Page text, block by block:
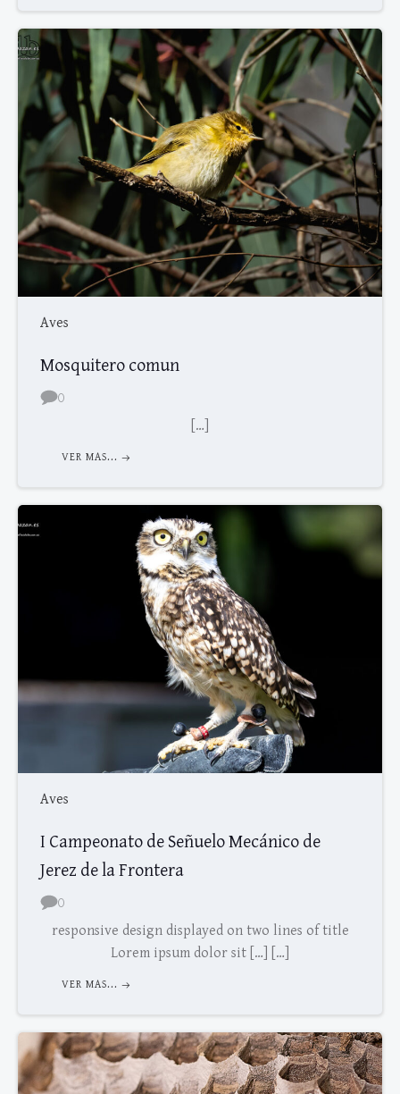
Aves
Mosquitero comun
0
[…]
VER MAS...
Aves
I Campeonato de Señuelo Mecánico de
Jerez de la Frontera
0
responsive design displayed on two lines of title
Lorem ipsum dolor sit […] […]
VER MAS...